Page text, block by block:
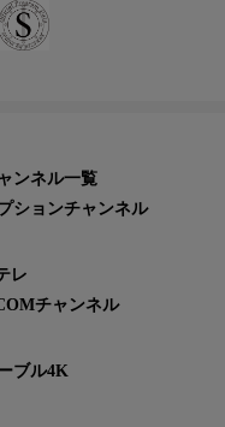
ンネル一覧
ションチャンネル
レ
チャンネル
ブル4K